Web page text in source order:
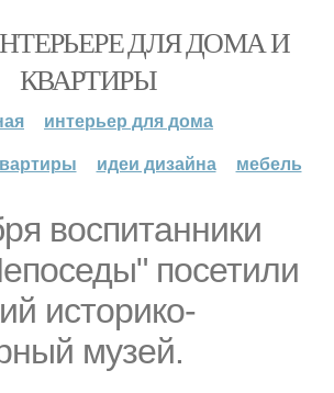
ДЛЯ ДОМА И
КВАРТИРЫ
интерьер для дома
идеи дизайна мебель
воспитанники
посетили
историко-
музей.